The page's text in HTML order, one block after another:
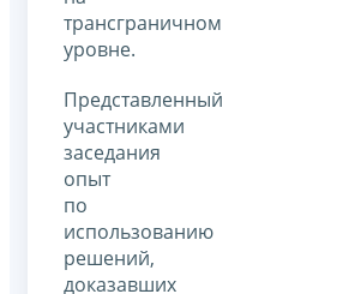
трансграничном
уровне.
Представленный
участниками
заседания
опыт
по
использованию
решений,
доказавших